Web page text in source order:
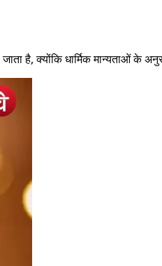
है, क्योंकि धार्मिक मान्यताओं के